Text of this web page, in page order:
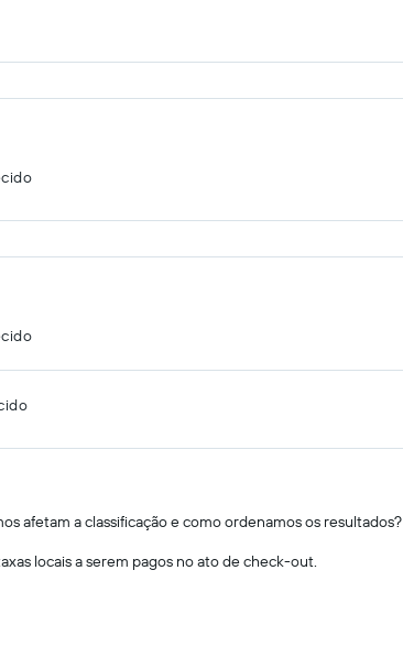
afetam a classificação e como ordenamos os resultados?
locais a serem pagos no ato de check-out.